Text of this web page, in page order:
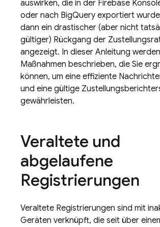
auswirken, die in der Firebase
oder nach BigQuery exportiert
dann ein drastischer (aber nicht
gültiger) Rückgang der
angezeigt. In dieser Anleitung
Maßnahmen beschrieben, die Sie
können, um eine effiziente
und eine gültige
gewährleisten.
Veraltete und
abgelaufene
Registrierungen
Veraltete Registrierungen sind mit
Geräten verknüpft, die seit über